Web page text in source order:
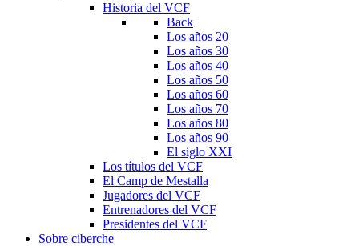
Historia del VCF
Back
Los años 20
Los años 30
Los años 40
Los años 50
Los años 60
Los años 70
Los años 80
Los años 90
El siglo XXI
Los títulos del VCF
El Camp de Mestalla
Jugadores del VCF
Entrenadores del VCF
Presidentes del VCF
Sobre ciberche